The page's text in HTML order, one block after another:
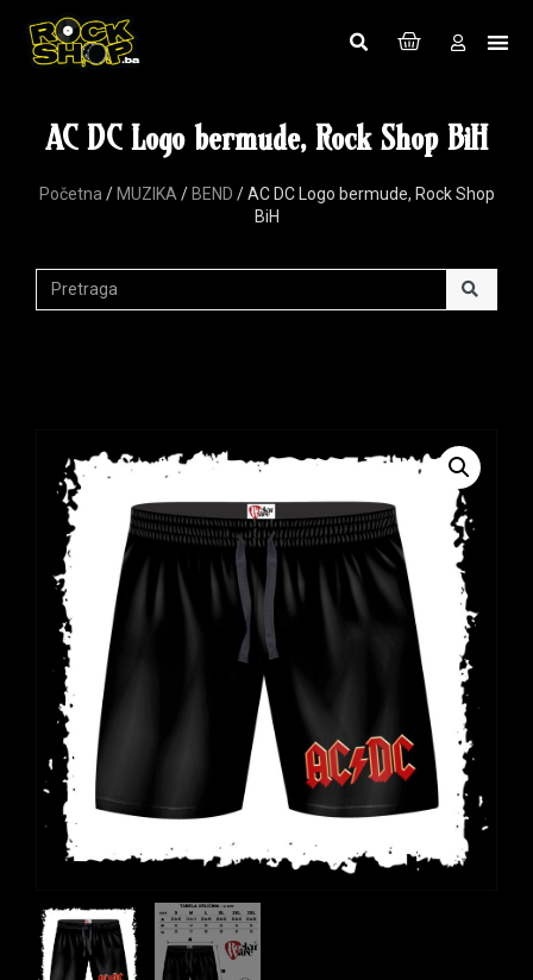
AC DC Logo bermude, Rock Shop BiH
Početna / MUZIKA / BEND / AC DC Logo bermude, Rock Shop
BiH